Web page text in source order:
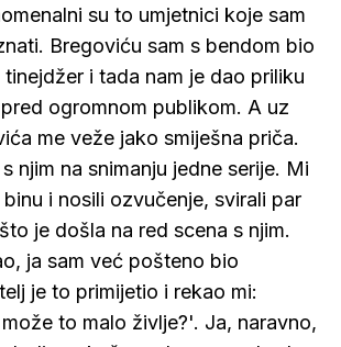
su to umjetnici koje sam
Bregoviću sam s bendom bio
i tada nam je dao priliku
ogromnom publikom. A uz
me veže jako smiješna priča.
njim na snimanju jedne serije. Mi
i nosili ozvučenje, svirali par
je došla na red scena s njim.
ja sam već pošteno bio
je to primijetio i rekao mi:
to malo življe?'. Ja, naravno,